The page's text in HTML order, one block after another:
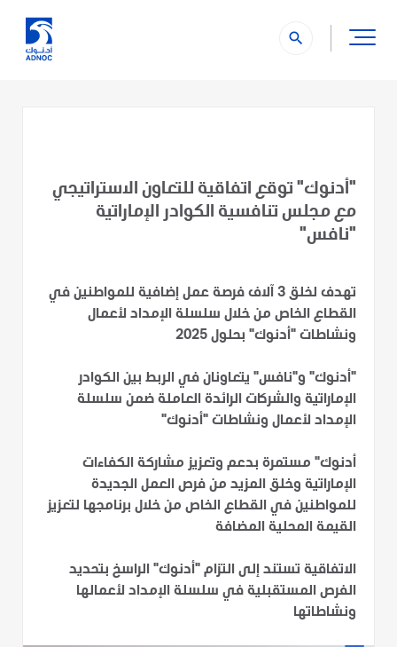
search
"أدنوك" توقع اتفاقية للتعاون الاستراتيجي
مع مجلس تنافسية الكوادر الإماراتية
"نافس"
تهدف لخلق 3 آلاف فرصة عمل إضافية للمواطنين في
القطاع الخاص من خلال سلسلة الإمداد لأعمال
ونشاطات "أدنوك" بحلول 2025
"أدنوك" و"نافس" يتعاونان في الربط بين الكوادر
الإماراتية والشركات الرائدة العاملة ضمن سلسلة
الإمداد لأعمال ونشاطات "أدنوك"
أدنوك" مستمرة بدعم وتعزيز مشاركة الكفاءات
الإماراتية وخلق المزيد من فرص العمل الجديدة
للمواطنين في القطاع الخاص من خلال برنامجها لتعزيز
القيمة المحلية المضافة
الاتفاقية تستند إلى التزام "أدنوك" الراسخ بتحديد
الفرص المستقبلية في سلسلة الإمداد لأعمالها
ونشاطاتها